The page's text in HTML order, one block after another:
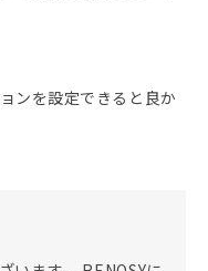
ンを設定できると良か